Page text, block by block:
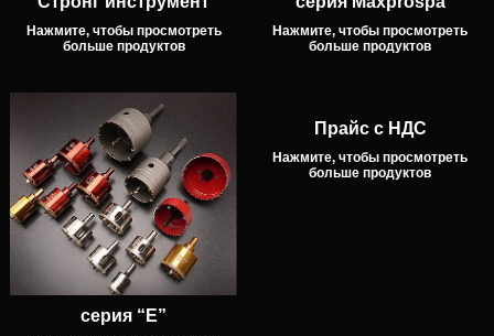
Нажмите, чтобы просмотреть
больше продуктов
Нажмите, чтобы просмотреть
больше продуктов
серия “E”
Прайс с НДС
Нажмите, чтобы просмотреть
больше продуктов